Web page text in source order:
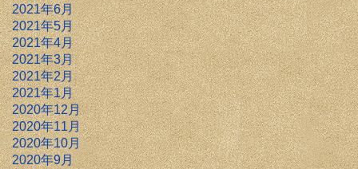
2021年6月
2021年5月
2021年4月
2021年3月
2021年2月
2021年1月
2020年12月
2020年11月
2020年10月
2020年9月